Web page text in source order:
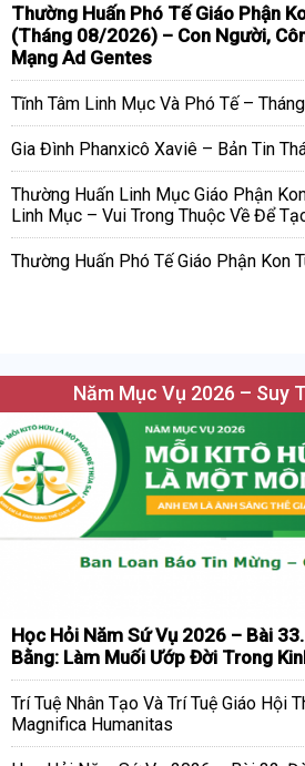
Thường Huấn Phó Tế Giáo Phận
(Tháng 08/2026) – Con Người,
Mạng Ad Gentes
Tĩnh Tâm Linh Mục Và Phó Tế –
Gia Đình Phanxicô Xaviê – Bản Tin
Thường Huấn Linh Mục Giáo Phận
Linh Mục – Vui Trong Thuộc Về Để
Thường Huấn Phó Tế Giáo Phận Kon
Năm Mục Vụ 2026 – Suy
Học Hỏi Năm Sứ Vụ 2026 – Bài
Bằng: Làm Muối Ướp Đời Trong
Trí Tuệ Nhân Tạo Và Trí Tuệ Giáo Hội
Magnifica Humanitas